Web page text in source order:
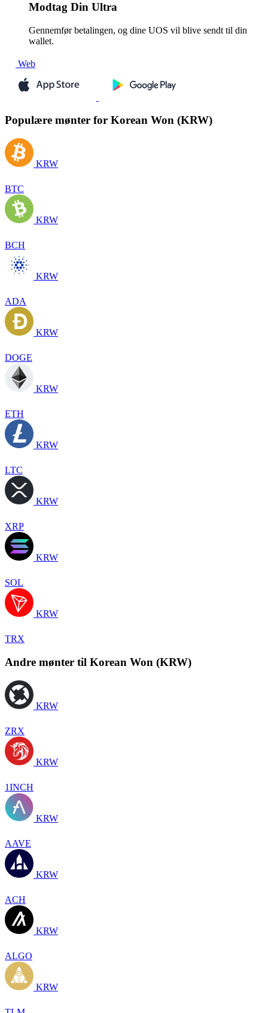
Modtag Din Ultra
Gennemfør betalingen, og dine UOS vil blive sendt til din
wallet.
Web
Populære mønter for Korean Won (KRW)
KRW
BTC
KRW
BCH
KRW
ADA
KRW
DOGE
KRW
ETH
KRW
LTC
KRW
XRP
KRW
SOL
KRW
TRX
Andre mønter til Korean Won (KRW)
KRW
ZRX
KRW
1INCH
KRW
AAVE
KRW
ACH
KRW
ALGO
KRW